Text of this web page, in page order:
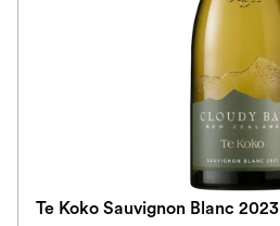
Te Koko Sauvignon Blanc 2023